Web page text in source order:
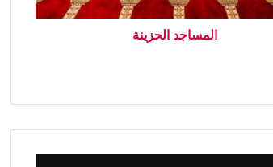
المساجد الحزينة